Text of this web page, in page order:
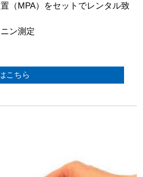
（MPA）をセットでレンタル致
ン測定
こちら